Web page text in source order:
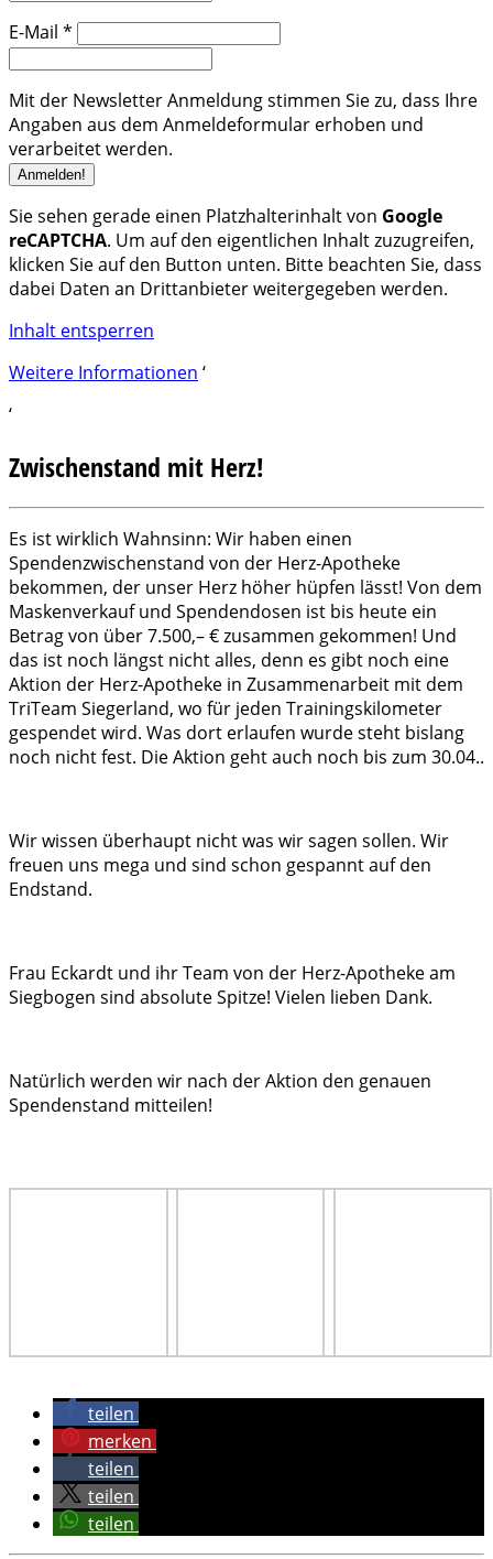
E-Mail *
Mit der Newsletter Anmeldung stimmen Sie zu, dass Ihre
Angaben aus dem Anmeldeformular erhoben und
verarbeitet werden.
Sie sehen gerade einen Platzhalterinhalt von Google
reCAPTCHA. Um auf den eigentlichen Inhalt zuzugreifen,
klicken Sie auf den Button unten. Bitte beachten Sie, dass
dabei Daten an Drittanbieter weitergegeben werden.
Inhalt entsperren
Weitere Informationen ‘
‘
Zwischenstand mit Herz!
Es ist wirklich Wahnsinn: Wir haben einen
Spendenzwischenstand von der Herz-Apotheke
bekommen, der unser Herz höher hüpfen lässt! Von dem
Maskenverkauf und Spendendosen ist bis heute ein
Betrag von über 7.500,– € zusammen gekommen! Und
das ist noch längst nicht alles, denn es gibt noch eine
Aktion der Herz-Apotheke in Zusammenarbeit mit dem
TriTeam Siegerland, wo für jeden Trainingskilometer
gespendet wird. Was dort erlaufen wurde steht bislang
noch nicht fest. Die Aktion geht auch noch bis zum 30.04..
Wir wissen überhaupt nicht was wir sagen sollen. Wir
freuen uns mega und sind schon gespannt auf den
Endstand.
Frau Eckardt und ihr Team von der Herz-Apotheke am
Siegbogen sind absolute Spitze! Vielen lieben Dank.
Natürlich werden wir nach der Aktion den genauen
Spendenstand mitteilen!
teilen
merken
teilen
teilen
teilen